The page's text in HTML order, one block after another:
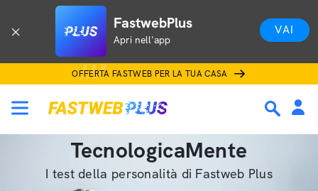
FastwebPlus
Apri nell'app
VAI
OFFERTA FASTWEB PER LA TUA CASA
TecnologicaMente
I test della personalità di Fastweb Plus